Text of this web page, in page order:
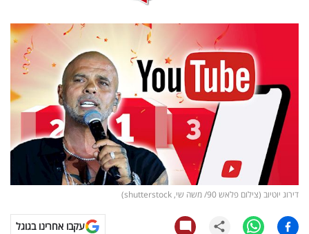
ומחקרים
דעות
רכילות
עסקית
קריפטו
ויראלי
דירוג יוטיוב (צילום פלאש 90/ משה שי, shutterstock)
עקבו אחרינו בגוגל